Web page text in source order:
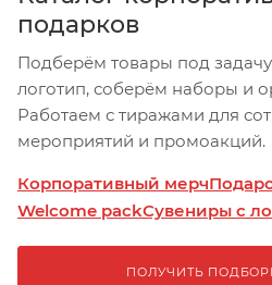
подарков
Подберём товары под
логотип, соберём наборы и
Работаем с тиражами для
мероприятий и промоакций.
Корпоративный мерч
Welcome packСувениры с
ПОЛУЧИТЬ